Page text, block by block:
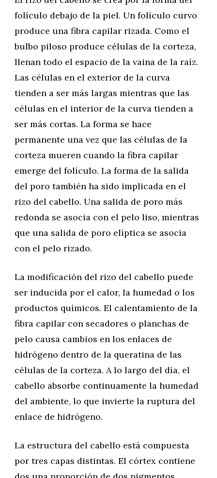
folículo debajo de la piel. Un folículo curvo
produce una fibra capilar rizada. Como el
bulbo piloso produce células de la corteza,
llenan todo el espacio de la vaina de la raíz.
Las células en el exterior de la curva
tienden a ser más largas mientras que las
células en el interior de la curva tienden a
ser más cortas. La forma se hace
permanente una vez que las células de la
corteza mueren cuando la fibra capilar
emerge del folículo. La forma de la salida
del poro también ha sido implicada en el
rizo del cabello. Una salida de poro más
redonda se asocia con el pelo liso, mientras
que una salida de poro elíptica se asocia
con el pelo rizado.
La modificación del rizo del cabello puede
ser inducida por el calor, la humedad o los
productos químicos. El calentamiento de la
fibra capilar con secadores o planchas de
pelo causa cambios en los enlaces de
hidrógeno dentro de la queratina de las
células de la corteza. A lo largo del día, el
cabello absorbe continuamente la humedad
del ambiente, lo que invierte la ruptura del
enlace de hidrógeno.
La estructura del cabello está compuesta
por tres capas distintas. El córtex contiene